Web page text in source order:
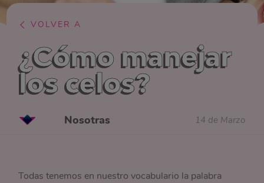
VOLVER A
¿Cómo manejar
los celos?
Nosotras 14 de Marzo
Todas tenemos en nuestro vocabulario la palabra